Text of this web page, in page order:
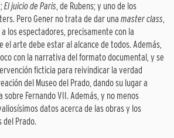
El juicio de Paris, de Rubens; y uno de los
Pero Gener no trata de dar una master class,
los espectadores, precisamente con la
el arte debe estar al alcance de todos. Además,
con la narrativa del formato documental, y se
ficticia para reivindicar la verdad
del Museo del Prado, dando su lugar a
sobre Fernando VII. Además, y no menos
datos acerca de las obras y los
Prado.